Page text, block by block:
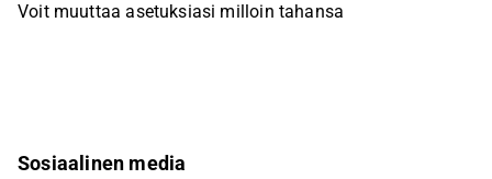
Voit muuttaa asetuksiasi milloin tahansa
Sosiaalinen media